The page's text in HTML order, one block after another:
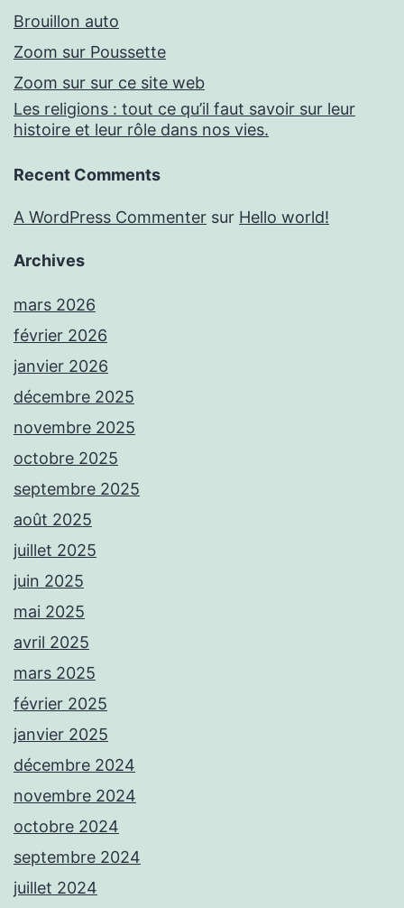
Brouillon auto
Zoom sur Poussette
Zoom sur sur ce site web
Les religions : tout ce qu’il faut savoir sur leur
histoire et leur rôle dans nos vies.
Recent Comments
A WordPress Commenter sur Hello world!
Archives
mars 2026
février 2026
janvier 2026
décembre 2025
novembre 2025
octobre 2025
septembre 2025
août 2025
juillet 2025
juin 2025
mai 2025
avril 2025
mars 2025
février 2025
janvier 2025
décembre 2024
novembre 2024
octobre 2024
septembre 2024
juillet 2024